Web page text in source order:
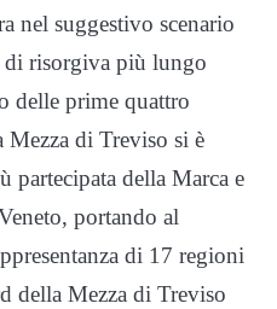
nel suggestivo scenario
risorgiva più lungo
delle prime quattro
di Treviso si è
partecipata della Marca e
portando al
di 17 regioni
della Mezza di Treviso